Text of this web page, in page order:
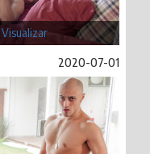
Visualizar
2020-07-01